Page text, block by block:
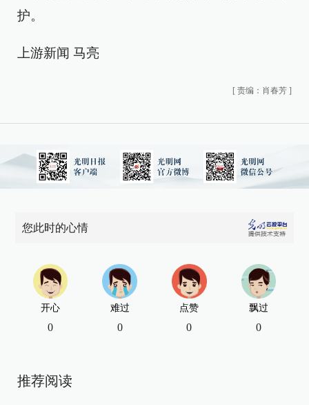
护。
上游新闻 马亮
[ 责编：肖春芳 ]
您此时的心情
开心
0
难过
0
点赞
0
飘过
0
推荐阅读